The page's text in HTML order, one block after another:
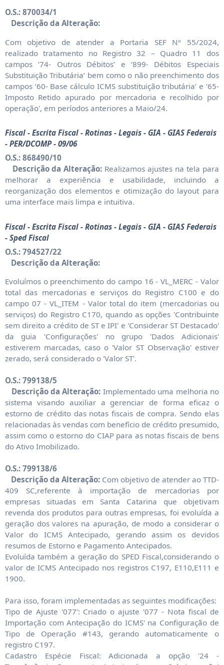
O.S.: 870034/1
Descrição da Alteração:
Com objetivo de atender a Portaria SEF Nº 55/2024,
realizado tratamento no Registro 32 – Quadro 11 dos
campos ‘74- Outros Débitos’ e ‘899- Débitos Especiais
Substituição Tributária’ bem como o não preenchimento dos
campos ‘60- Base cálculo ICMS substituição tributária’ e ‘65-
Imposto Retido apurado por mercadoria e recolhido por
operação', em períodos anteriores a Maio/24.
Fiscal - Escrita Fiscal - Rotinas - Legais - GIA - GIAS Federais
- PER/DCOMP - 09/06
O.S.: 868490/10
Descrição da Alteração: Realizamos ajustes na tela para
melhorar a experiência e usabilidade, incluindo a
reorganização dos elementos e otimização do layout para
uma interface mais limpa e intuitiva.
Fiscal - Escrita Fiscal - Rotinas - Legais - GIA - GIAS Federais
- Sped Fiscal
O.S.: 794527/22
Descrição da Alteração:
Evoluímos o preenchimento do campo 16 - VL_MERC - Valor
total das mercadorias e serviços do Registro C100 e do
campo 07 - VL_ITEM - Valor total do item (mercadorias ou
serviços) do Registro C170, quando as opções 'Contribuinte
sem direito a crédito de ST e IPI' e 'Considerar ST Destacado'
da guia 'Configurações' no grupo 'Dados Adicionais'
estiverem marcadas, caso o 'Valor ST Observação' estiver
zerado, será considerado o 'Valor ST'.
O.S.: 799138/5
Descrição da Alteração: Implementado uma melhoria no
sistema visando auxiliar a gerenciar de forma eficaz o
estorno de crédito das notas fiscais de compra. Sendo elas
relacionadas às vendas com benefício de crédito presumido,
assim como o estorno do CIAP para as notas fiscais de bens
do Ativo Imobilizado.
O.S.: 799138/6
Descrição da Alteração:Com objetivo de atender ao TTD-
409 SC,referente à importação de mercadorias por
empresas situadas em Santa Catarina que objetivam
revenda dos produtos para outras empresas, foi evoluída a
geração dos valores na apuração, de modo a considerar o
Valor do ICMS Antecipado, gerando assim os devidos
resumos de Estorno e Pagamento Antecipados.
Evoluída também a geração do SPED Fiscal,considerando o
valor de ICMS Antecipado nos registros C197, E110,E111 e
1900.
Para isso, foram implementadas as seguintes modificações:
Tipo de Ajuste '077': Criado o ajuste '077 - Nota fiscal de
Importação com Antecipação do ICMS' na Configuração de
Tipo de Operação #143, gerando automaticamente o
registro C197.
Cadastro Espécie Fiscal: Adicionada a opção '24 -